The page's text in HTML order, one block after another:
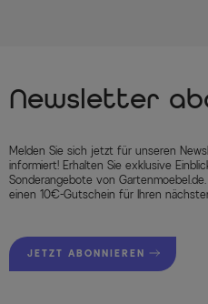
Newsletter
Melden Sie sich jetzt für unseren
informiert! Erhalten Sie exklusive
Sonderangebote von
einen 10€-Gutschein für Ihren
JETZT ABONNIEREN